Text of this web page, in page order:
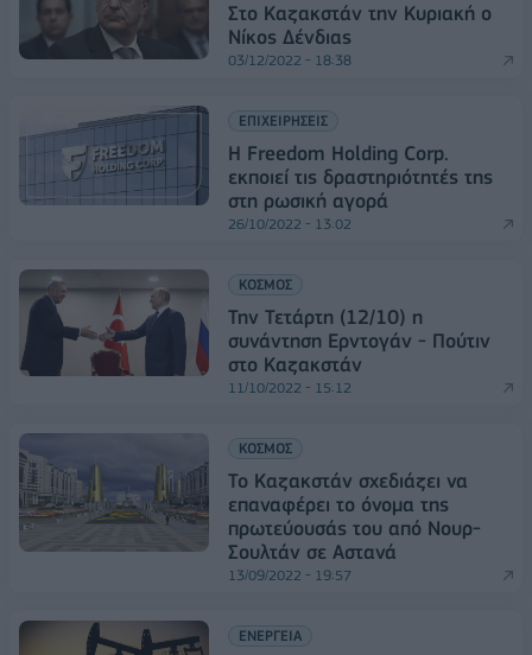
Στο Καζακστάν την Κυριακή ο
Νίκος Δένδιας
03/12/2022 - 18:38
ΕΠΙΧΕΙΡΗΣΕΙΣ
Η Freedom Holding Corp.
εκποιεί τις δραστηριότητές της
στη ρωσική αγορά
26/10/2022 - 13:02
ΚΟΣΜΟΣ
Την Τετάρτη (12/10) η
συνάντηση Ερντογάν - Πούτιν
στο Καζακστάν
11/10/2022 - 15:12
ΚΟΣΜΟΣ
Το Καζακστάν σχεδιάζει να
επαναφέρει το όνομα της
πρωτεύουσάς του από Νουρ-
Σουλτάν σε Αστανά
13/09/2022 - 19:57
ΕΝΕΡΓΕΙΑ